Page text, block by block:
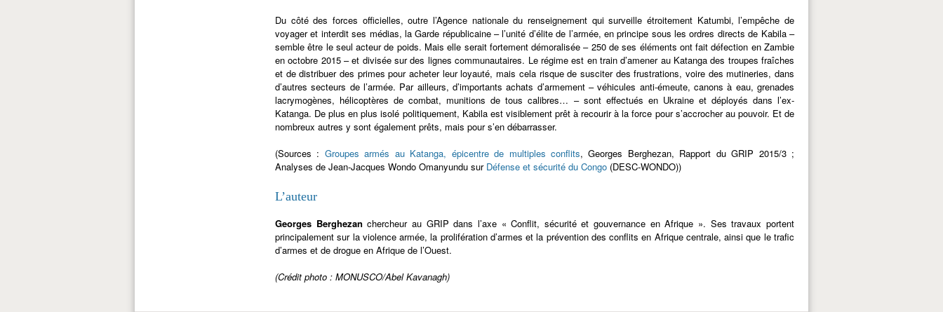
Du côté des forces officielles, outre l’Agence nationale du renseignement qui surveille étroitement Katumbi, l’empêche de
voyager et interdit ses médias, la Garde républicaine – l’unité d’élite de l’armée, en principe sous les ordres directs de Kabila –
semble être le seul acteur de poids. Mais elle serait fortement démoralisée – 250 de ses éléments ont fait défection en Zambie
en octobre 2015 – et divisée sur des lignes communautaires. Le régime est en train d’amener au Katanga des troupes fraîches
et de distribuer des primes pour acheter leur loyauté, mais cela risque de susciter des frustrations, voire des mutineries, dans
d’autres secteurs de l’armée. Par ailleurs, d’importants achats d’armement – véhicules anti-émeute, canons à eau, grenades
lacrymogènes, hélicoptères de combat, munitions de tous calibres… – sont effectués en Ukraine et déployés dans l’ex-
Katanga. De plus en plus isolé politiquement, Kabila est visiblement prêt à recourir à la force pour s’accrocher au pouvoir. Et de
nombreux autres y sont également prêts, mais pour s’en débarrasser.
(Sources : Groupes armés au Katanga, épicentre de multiples conflits, Georges Berghezan, Rapport du GRIP 2015/3 ;
Analyses de Jean-Jacques Wondo Omanyundu sur Défense et sécurité du Congo (DESC-WONDO))
L’auteur
Georges Berghezan chercheur au GRIP dans l’axe « Conflit, sécurité et gouvernance en Afrique ». Ses travaux portent
principalement sur la violence armée, la prolifération d’armes et la prévention des conflits en Afrique centrale, ainsi que le trafic
d’armes et de drogue en Afrique de l’Ouest.
(Crédit photo : MONUSCO/Abel Kavanagh)